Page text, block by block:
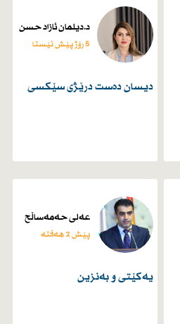
د.دیلمان ئازاد حسن
5 رۆژ پێش ئێستا
دیسان دەست درێژی سێكسی
عەلی حەمەساڵح
پێش 2 هەفتە
یەكێتی و بەنزین